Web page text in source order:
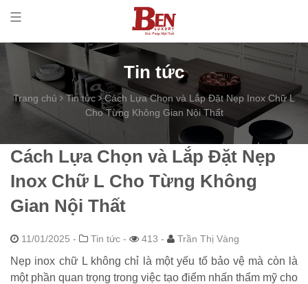
Tin tức
Trang chủ Tin tức
Cách Lựa Chọn và Lắp Đặt Nẹp Inox Chữ L
Cho Từng Không Gian Nội Thất
Cách Lựa Chọn và Lắp Đặt Nẹp
Inox Chữ L Cho Từng Không
Gian Nội Thất
11/01/2025 - Tin tức - 413 - Trần Thị Vàng
Nẹp inox chữ L không chỉ là một yếu tố bảo vệ mà còn là
một phần quan trọng trong việc tạo điểm nhấn thẩm mỹ cho